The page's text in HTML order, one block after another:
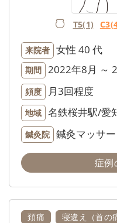
T5(1)
来院者 女性 40 代
期間 2022年8月 ～
頻度 月3回程度
地域 名鉄桜井駅/愛
鍼灸院 鍼灸マッサ
症例
頚痛 寝違え（首の